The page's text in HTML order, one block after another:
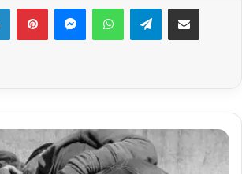
LinkedinPinterestMessengerWhatsAppTelegramCompartilhar via e-mail